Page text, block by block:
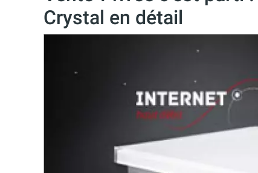
Crystal en détail